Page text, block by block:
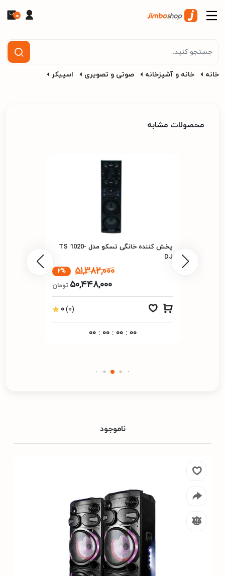
0
خانه خانه و آشپزخانه صوتی و تصویری اسپیکر
محصولات مشابه
پخش کننده خانگی تسکو مدل TS 1020-
DJ
51,382,000
2%
50,448,000 تومان
0(0)
00 : 00 : 00 : 00
ناموجود